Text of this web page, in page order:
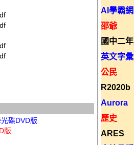
碟DVD版
版
AI學霸網
邵爺
國中二
英文字彙
公民
R2020b
Aurora
歷史
ARES